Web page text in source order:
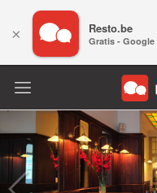
× Resto.be
Gratis - Google